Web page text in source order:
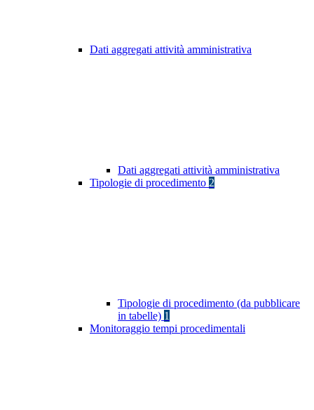
Dati aggregati attività amministrativa
Dati aggregati attività amministrativa
Tipologie di procedimento 2
Tipologie di procedimento (da pubblicare
in tabelle) 1
Monitoraggio tempi procedimentali